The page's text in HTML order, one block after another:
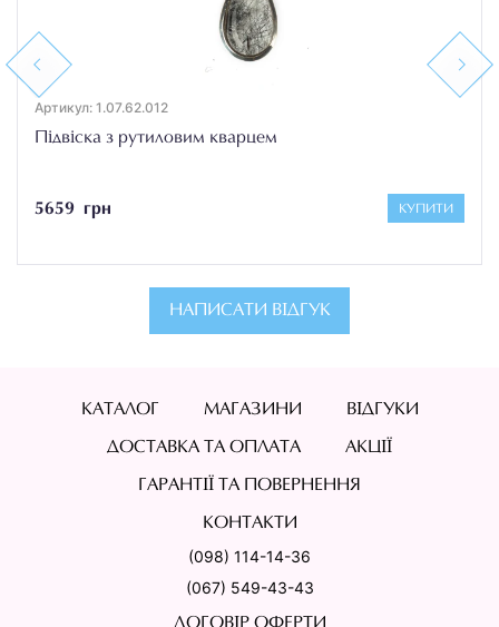
Previous
Артикул: 1.07.62.012
Підвіска з рутиловим кварцем
5659 грн КУПИТИ
Next
НАПИСАТИ ВІДГУК
КАТАЛОГ МАГАЗИНИ ВІДГУКИ
ДОСТАВКА ТА ОПЛАТА АКЦІЇ
ГАРАНТІЇ ТА ПОВЕРНЕННЯ
КОНТАКТИ
(098) 114-14-36
(067) 549-43-43
ДОГОВІР ОФЕРТИ